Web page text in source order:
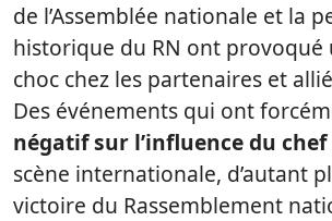
de l’Assemblée nationale et la
historique du RN ont provoqué
choc chez les partenaires et
Des événements qui ont
négatif sur l’influence du chef
scène internationale, d’autant
victoire du Rassemblement